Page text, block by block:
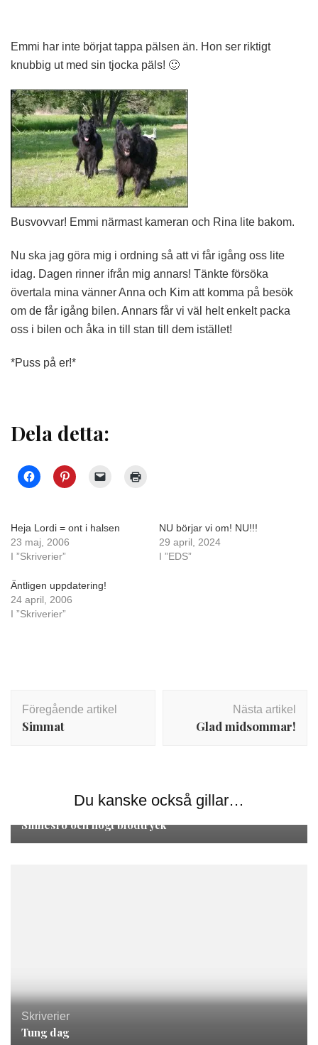
Emmi har inte börjat tappa pälsen än. Hon ser riktigt
knubbig ut med sin tjocka päls! 🙂
Busvovvar! Emmi närmast kameran och Rina lite bakom.
Nu ska jag göra mig i ordning så att vi får igång oss lite
idag. Dagen rinner ifrån mig annars! Tänkte försöka
övertala mina vänner Anna och Kim att komma på besök
om de får igång bilen. Annars får vi väl helt enkelt packa
oss i bilen och åka in till stan till dem istället!
*Puss på er!*
Dela detta:
Heja Lordi = ont i halsen
23 maj, 2006
I ”Skriverier”
NU börjar vi om! NU!!!
29 april, 2024
I ”EDS”
Äntligen uppdatering!
24 april, 2006
I ”Skriverier”
Föregående artikel
Simmat
Nästa artikel
Glad midsommar!
Du kanske också gillar…
Sinnesro och högt blodtryck
Skriverier
Tung dag